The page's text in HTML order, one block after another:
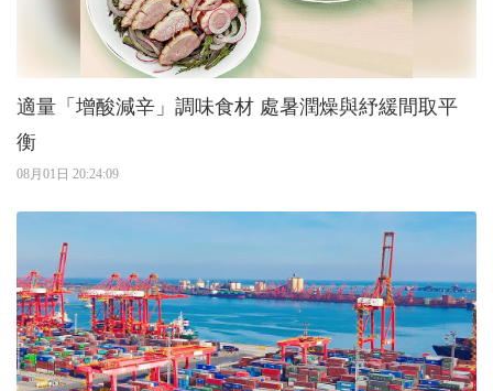
適量「增酸減辛」調味食材 處暑潤燥與紓緩間取平
衡
08月01日 20:24:09